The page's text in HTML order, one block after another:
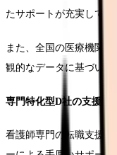
たサポートが充実してい
また、全国の医療機関
観的なデータに基づいた
専門特化型D社の支援体制
看護師専門の転職支援